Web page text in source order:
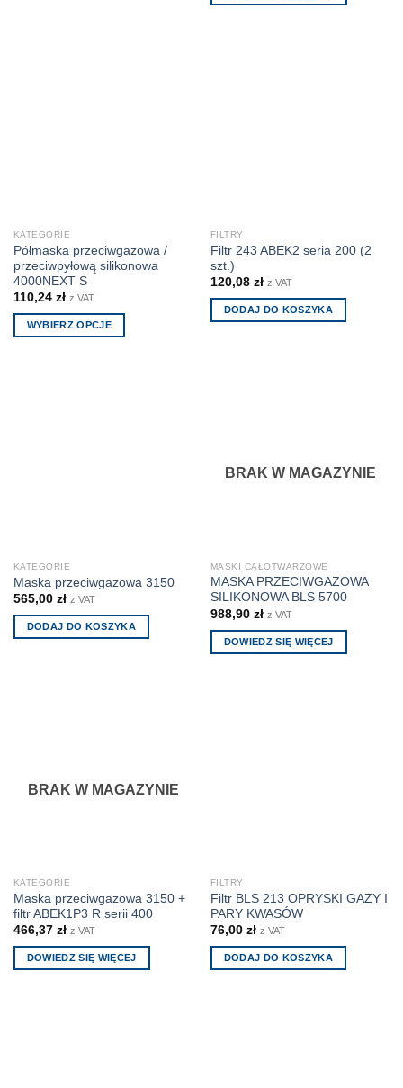
KATEGORIE
Półmaska przeciwgazowa /
przeciwpyłową silikonowa
4000NEXT S
110,24 zł z VAT
WYBIERZ OPCJE
FILTRY
Filtr 243 ABEK2 seria 200 (2
szt.)
120,08 zł z VAT
DODAJ DO KOSZYKA
KATEGORIE
Maska przeciwgazowa 3150
565,00 zł z VAT
DODAJ DO KOSZYKA
BRAK W MAGAZYNIE
MASKI CAŁOTWARZOWE
MASKA PRZECIWGAZOWA
SILIKONOWA BLS 5700
988,90 zł z VAT
DOWIEDZ SIĘ WIĘCEJ
BRAK W MAGAZYNIE
KATEGORIE
Maska przeciwgazowa 3150 +
filtr ABEK1P3 R serii 400
466,37 zł z VAT
DOWIEDZ SIĘ WIĘCEJ
FILTRY
Filtr BLS 213 OPRYSKI GAZY I
PARY KWASÓW
76,00 zł z VAT
DODAJ DO KOSZYKA